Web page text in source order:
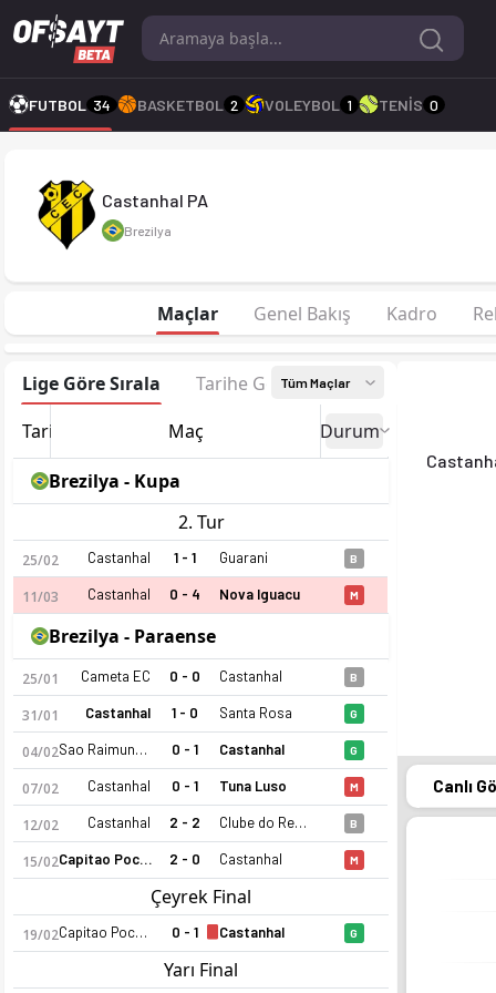
Castanhal PA 2026 sezonu | Paraense'de 7. sırada, 8 puan.
FUTBOL 34 BASKETBOL 2 VOLEYBOL 1 TENİS 0
Castanhal PA
Brezilya
Maçlar Genel Bakış Kadro
Lige Göre Sırala Tarihe Göre Sırala
Tüm Maçlar
Tarih Maç Durum
Brezilya - Kupa
2. Tur
25/02 Castanhal 1 - 1 Guarani B
11/03 Castanhal 0 - 4 Nova Iguacu M
Brezilya - Paraense
25/01 Cameta EC 0 - 0 Castanhal B
31/01 Castanhal 1 - 0 Santa Rosa G
04/02 Sao Raimundo PA 0 - 1 Castanhal G
07/02 Castanhal 0 - 1 Tuna Luso M
12/02 Castanhal 2 - 2 Clube do Remo B
15/02 Capitao Poco PA 2 - 0 Castanhal M
Çeyrek Final
19/02 Capitao Poco PA 0 - 1 Castanhal G
Yarı Final
Canlı